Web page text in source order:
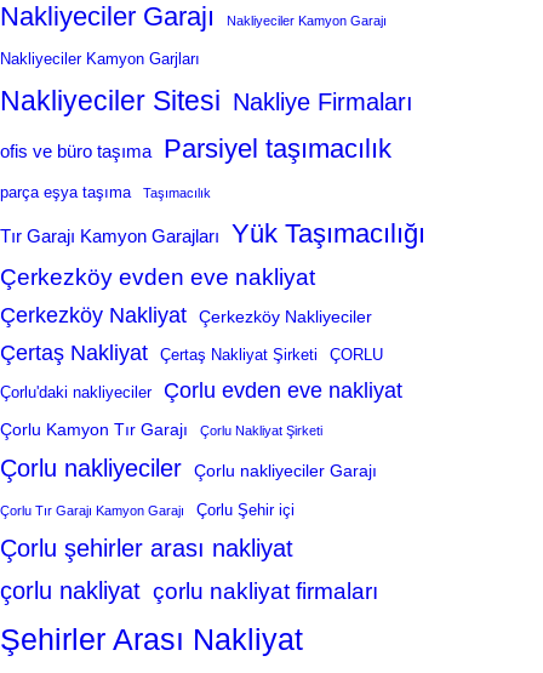
Nakliyeciler Garajı Nakliyeciler Kamyon Garajı
Nakliyeciler Kamyon Garjları
Nakliyeciler Sitesi Nakliye Firmaları
ofis ve büro taşıma Parsiyel taşımacılık
parça eşya taşıma Taşımacılık
Tır Garajı Kamyon Garajları Yük Taşımacılığı
Çerkezköy evden eve nakliyat
Çerkezköy Nakliyat Çerkezköy Nakliyeciler
Çertaş Nakliyat Çertaş Nakliyat Şirketi ÇORLU
Çorlu'daki nakliyeciler Çorlu evden eve nakliyat
Çorlu Kamyon Tır Garajı Çorlu Nakliyat Şirketi
Çorlu nakliyeciler Çorlu nakliyeciler Garajı
Çorlu Tır Garajı Kamyon Garajı Çorlu Şehir içi
Çorlu şehirler arası nakliyat
çorlu nakliyat çorlu nakliyat firmaları
Şehirler Arası Nakliyat